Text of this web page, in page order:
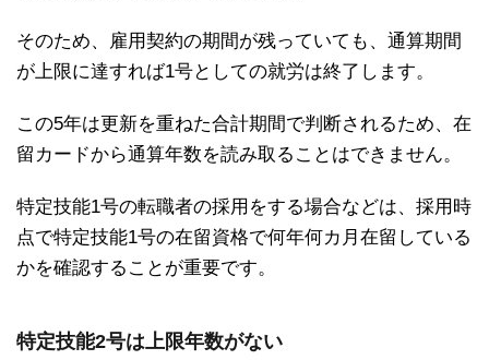
そのため、雇用契約の期間が残っていても、通算期間
が上限に達すれば1号としての就労は終了します。
この5年は更新を重ねた合計期間で判断されるため、在
留カードから通算年数を読み取ることはできません。
特定技能1号の転職者の採用をする場合などは、採用時
点で特定技能1号の在留資格で何年何カ月在留している
かを確認することが重要です。
特定技能2号は上限年数がない